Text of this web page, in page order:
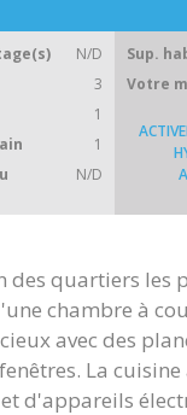
N/D
3
1
1
N/D
Sup.
Votre
des quartiers les
chambre à
avec des
La
d'appareils